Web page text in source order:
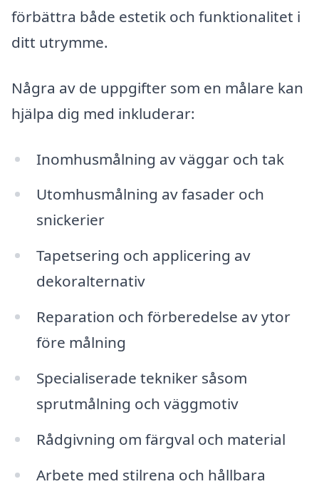
förbättra både estetik och funktionalitet i
ditt utrymme.
Några av de uppgifter som en målare kan
hjälpa dig med inkluderar:
Inomhusmålning av väggar och tak
Utomhusmålning av fasader och
snickerier
Tapetsering och applicering av
dekoralternativ
Reparation och förberedelse av ytor
före målning
Specialiserade tekniker såsom
sprutmålning och väggmotiv
Rådgivning om färgval och material
Arbete med stilrena och hållbara